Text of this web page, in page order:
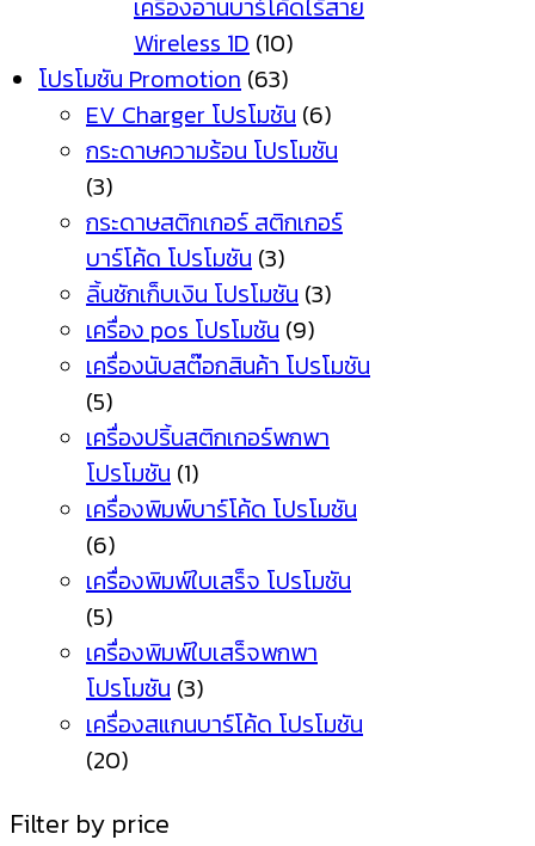
เครื่องอ่านบาร์โค้ดไร้สาย
Wireless 1D (10)
โปรโมชัน Promotion (63)
EV Charger โปรโมชัน (6)
กระดาษความร้อน โปรโมชัน
(3)
กระดาษสติกเกอร์ สติกเกอร์
บาร์โค้ด โปรโมชัน (3)
ลิ้นชักเก็บเงิน โปรโมชัน (3)
เครื่อง pos โปรโมชัน (9)
เครื่องนับสต๊อกสินค้า โปรโมชัน
(5)
เครื่องปริ้นสติกเกอร์พกพา
โปรโมชัน (1)
เครื่องพิมพ์บาร์โค้ด โปรโมชัน
(6)
เครื่องพิมพ์ใบเสร็จ โปรโมชัน
(5)
เครื่องพิมพ์ใบเสร็จพกพา
โปรโมชัน (3)
เครื่องสแกนบาร์โค้ด โปรโมชัน
(20)
Filter by price